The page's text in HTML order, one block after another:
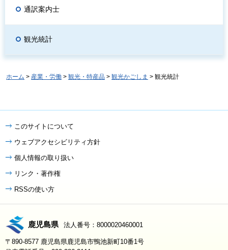
通訳案内士
観光統計
ホーム > 産業・労働 > 観光・特産品 > 観光かごしま > 観光統計
このサイトについて
ウェブアクセシビリティ方針
個人情報の取り扱い
リンク・著作権
RSSの使い方
鹿児島県 法人番号：8000020460001
〒890-8577 鹿児島県鹿児島市鴨池新町10番1号